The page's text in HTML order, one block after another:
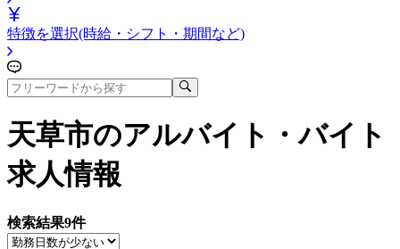
特徴を選択(時給・シフト・期間など)
天草市のアルバイト・バイト
求人情報
検索結果9件